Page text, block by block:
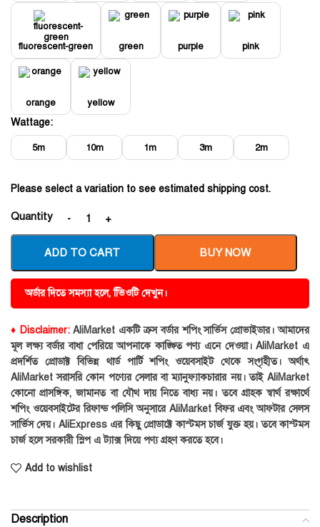
fluorescent-green green purple pink
orange yellow
Wattage:
5m 10m 1m 3m 2m
Please select a variation to see estimated shipping cost.
Quantity
ADD TO CART BUY NOW
অর্ডার দিতে সমস্যা হলে, ভিিওটি দেখুন।
♦ Disclaimer:AliMarket একটি ক্রস বর্ডার শপিং সার্ভিস প্রোভাইডার। আমাদের
মূল লক্ষ্য বর্ডার বাধা পেরিয়ে আপনাকে কাঙ্ক্ষিত পণ্য এনে দেওয়া। AliMarket এ
প্রদর্শিত প্রোডাক্ট বিভিন্ন থার্ড পার্টি শপিং ওয়েবসাইট থেকে সংগৃহীত। অর্থাৎ
AliMarket সরাসরি কোন পণ্যের সেলার বা ম্যানুফ্যাকচারার নয়। তাই AliMarket
কোনো প্রাসঙ্গিক, জামানত বা যৌথ দায় নিতে বাধ্য নয়। তবে গ্রাহক স্বার্থ রক্ষার্থে
শপিং ওয়েবসাইটের রিফান্ড পলিসি অনুসারে AliMarket বিফর এবং আফটার সেলস
সার্ভিস দেয়। AliExpress এর কিছু প্রোডাক্টে কাস্টমস চার্জ যুক্ত হয়। তবে কাস্টমস
চার্জ হলে সরকারী স্লিপ এ ট্যাক্স দিয়ে পণ্য গ্রহণ করতে হবে।
Add to wishlist
Description